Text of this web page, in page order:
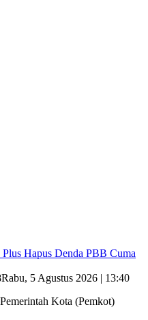
Hapus Denda PBB Cuma
Rabu, 5 Agustus 2026 | 13:40
Kota (Pemkot)